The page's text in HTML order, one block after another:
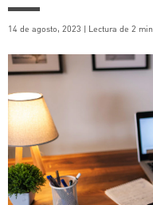
14 de agosto, 2023 | Lectura de 2